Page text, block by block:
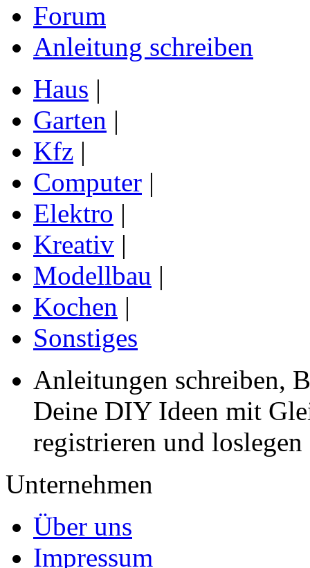
Forum
Anleitung schreiben
Haus |
Garten |
Kfz |
Computer |
Elektro |
Kreativ |
Modellbau |
Kochen |
Sonstiges
Anleitungen schreiben,
Deine DIY Ideen mit
registrieren und loslegen
Unternehmen
Über uns
Impressum